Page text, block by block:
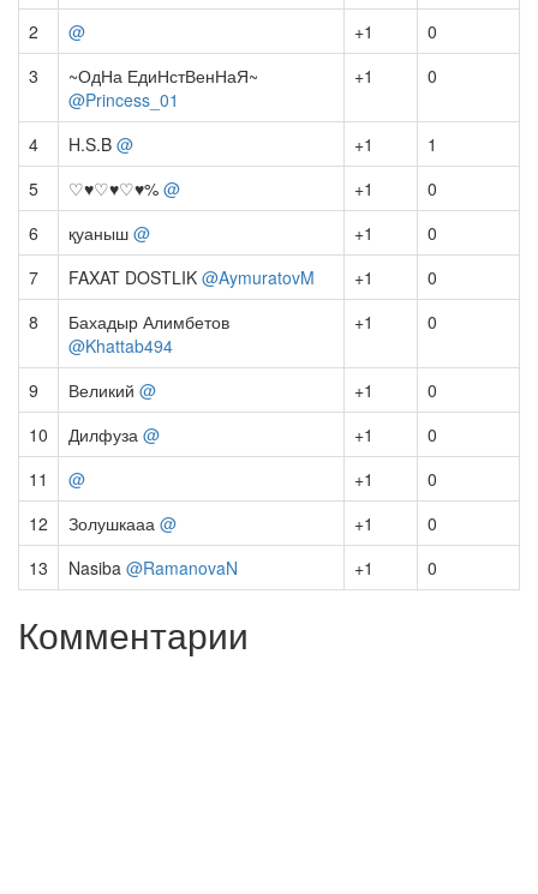
2
@ +1
0
3
~ОдНа ЕдиНстВенНаЯ~
@Princess_01
+1 0
4 H.S.B @ +1
1
5
♡♥♡♥♡♥% @ +1
0
6
қуаныш @ +1
0
7
FAXAT DOSTLIK @AymuratovM +1
0
8
Бахадыр Алимбетов
@Khattab494
+1 0
9 Великий @ +1
0
10
Дилфуза @ +1
0
11
@ +1
0
12
Золушкааа @ +1
0
13
Nasiba @RamanovaN +1 0
Комментарии